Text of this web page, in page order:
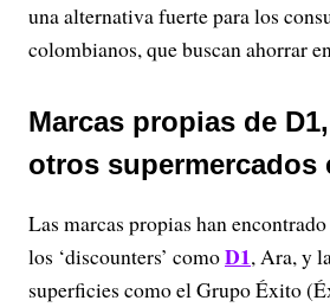
una alternativa fuerte para los
colombianos, que buscan ahorrar
Marcas propias de
otros supermercados
Las marcas propias han
los ‘discounters’ comoD1, Ara, y
superficies como el Grupo Éxito